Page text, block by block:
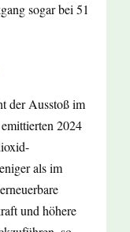
sogar bei 51
der Ausstoß im
2024
als im
und höhere